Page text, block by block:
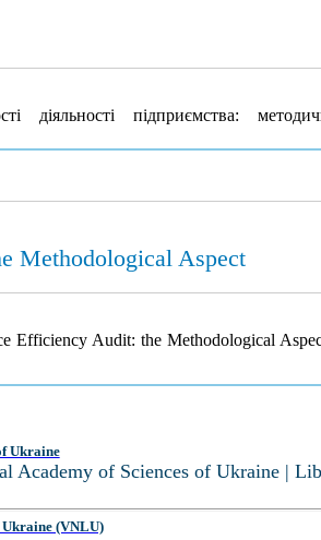
підприємства:
Methodological Aspect
Efficiency Audit: the Methodological
Ukraine
Academy of Sciences of Ukraine |
(VNLU)